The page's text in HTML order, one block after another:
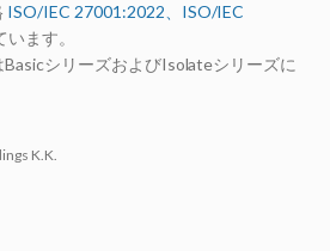
ISO/IEC 27001:2022、ISO/IEC
ます。
シリーズおよびIsolateシリーズに
K.K.